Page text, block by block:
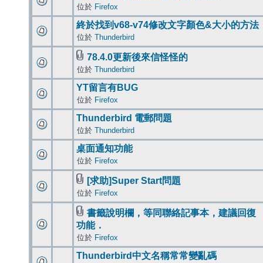
位於 Firefox
終於找到v68-v74修改文字顏色&大小的方法
位於 Thunderbird
78.4.0更新後來信怪怪的
位於 Thunderbird
YT留言有BUG
位於 Firefox
Thunderbird 電郵問題
位於 Thunderbird
桌面通知功能
位於 Firefox
[求助]Super Start問題
位於 Firefox
書籤說明欄，等同聯絡記事本，建議回復
功能．
位於 Firefox
Thunderbird中文名稱常常變亂碼